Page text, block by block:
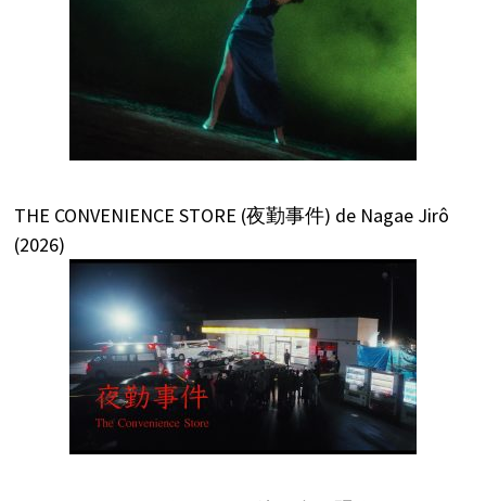
THE CONVENIENCE STORE (夜勤事件) de Nagae Jirô
(2026)